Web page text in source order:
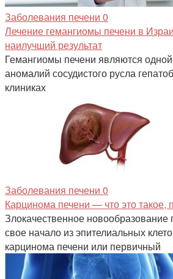
Заболевания печени 0
Лечение гемангиомы печени в
наилучший результат
Гемангиомы печени являются
аномалий сосудистого русла
клиниках
Заболевания печени 0
Карцинома печени — что это такое,
Злокачественное
свое начало из эпителиальных
карцинома печени или первичный